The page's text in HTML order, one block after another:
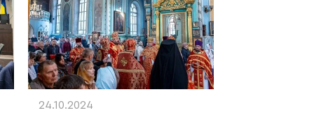
24.10.2024